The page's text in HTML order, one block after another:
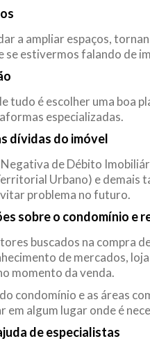
a ampliar espaços,
se estivermos falando de
tudo é escolher uma boa
especializadas.
dívidas do imóvel
de Débito
Urbano) e demais
problema no futuro.
sobre o condomínio e
buscados na compra
de mercados,
momento da venda.
condomínio e as áreas
em algum lugar onde é
de especialistas